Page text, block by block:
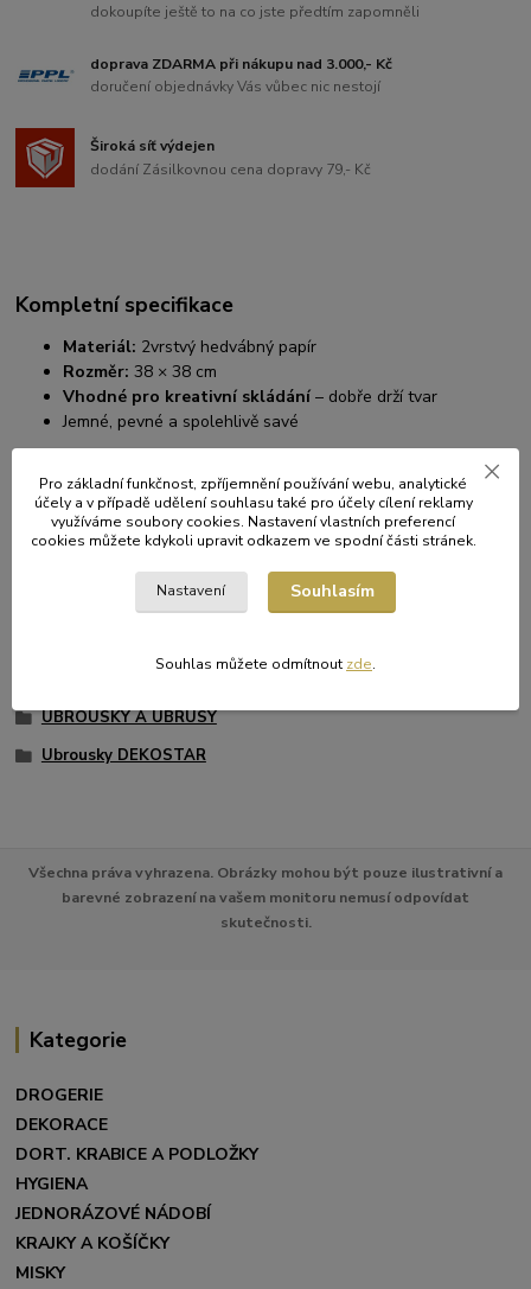
dokoupíte ještě to na co jste předtím zapomněli
doprava ZDARMA při nákupu nad 3.000,- Kč
doručení objednávky Vás vůbec nic nestojí
Široká síť výdejen
dodání Zásilkovnou cena dopravy 79,- Kč
Kompletní specifikace
Materiál: 2vrstvý hedvábný papír
Rozměr: 38 × 38 cm
Vhodné pro kreativní skládání – dobře drží tvar
Jemné, pevné a spolehlivě savé
Ideální pro sváteční i každodenní stolování, catering nebo slavnostní
události.
Zboží zařazeno v kategoriích
UBROUSKY A UBRUSY
Ubrousky DEKOSTAR
Všechna práva vyhrazena. Obrázky mohou být pouze ilustrativní a
barevné zobrazení na vašem monitoru nemusí odpovídat
skutečnosti.
Kategorie
DROGERIE
DEKORACE
DORT. KRABICE A PODLOŽKY
HYGIENA
JEDNORÁZOVÉ NÁDOBÍ
KRAJKY A KOŠÍČKY
MISKY
Pro základní funkčnost, zpříjemnění používání webu, analytické
účely a v případě udělení souhlasu také pro účely cílení reklamy
využíváme soubory cookies. Nastavení vlastních preferencí
cookies můžete kdykoli upravit odkazem ve spodní části stránek.
Nastavení Souhlasím
Souhlas můžete odmítnout zde.